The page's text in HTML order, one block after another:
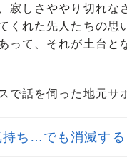
寂しさややり切れな
くれた先人たちの思
って、それが土台と
話を伺った地元サ
ち…でも消滅する